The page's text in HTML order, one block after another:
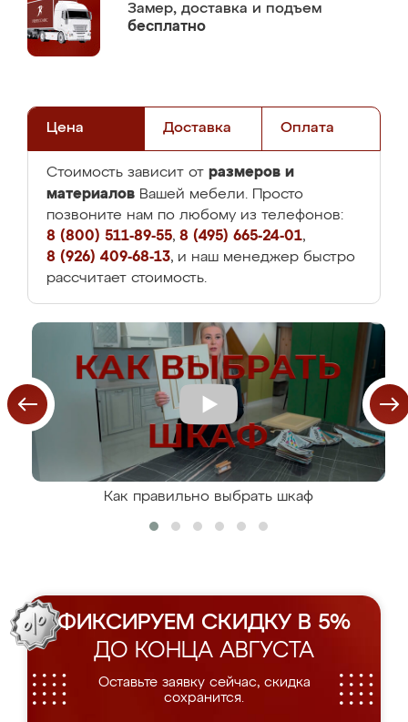
Замер, доставка и подъем
бесплатно
Цена Доставка Оплата
Стоимость зависит от размеров и
материалов Вашей мебели. Просто
позвоните нам по любому из телефонов:
8 (800) 511-89-55, 8 (495) 665-24-01,
8 (926) 409-68-13, и наш менеджер быстро
рассчитает стоимость.
Как правильно выбрать шкаф
ФИКСИРУЕМ СКИДКУ В 5%
ДО КОНЦА АВГУСТА
Оставьте заявку сейчас, скидка
сохранится.